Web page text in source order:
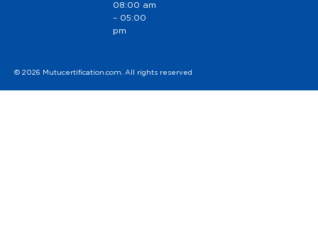
08:00 am
– 05:00
pm
© 2026 Mutucertification.com. All rights reserved